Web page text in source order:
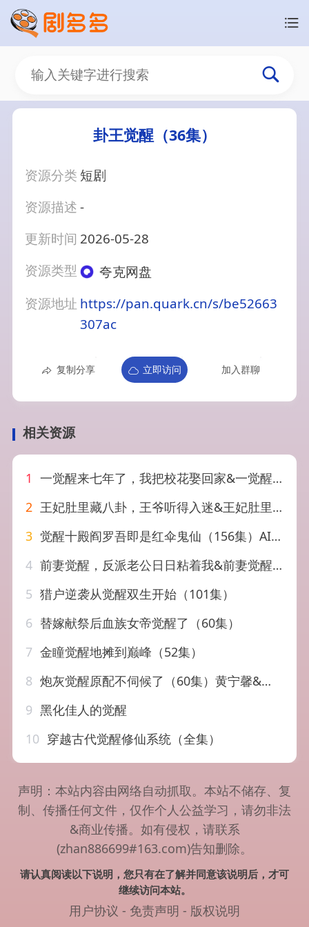
卦王觉醒（36集）
资源分类 短剧
资源描述-
更新时间 2026-05-28
资源类型
夸克网盘
资源地址 https://pan.quark.cn/s/be52663
307ac
复制分享 立即访问 加入群聊
相关资源
1 一觉醒来七年了，我把校花娶回家&一觉醒来七年了我把校花娶回家（80集）刘瀚阳&乔钰
2 王妃肚里藏八卦，王爷听得入迷&王妃肚里藏八卦王爷听得入迷（104集）AI短剧
3 觉醒十殿阎罗吾即是红伞鬼仙（156集）AI短剧
4 前妻觉醒，反派老公日日粘着我&前妻觉醒反派老公日日粘着我（81集）AI短剧
5 猎户逆袭从觉醒双生开始（101集）
6 替嫁献祭后血族女帝觉醒了（60集）
7 金瞳觉醒地摊到巅峰（52集）
8 炮灰觉醒原配不伺候了（60集）黄宁馨&李乐川
9 黑化佳人的觉醒
10 穿越古代觉醒修仙系统（全集）
声明：本站内容由网络自动抓取。本站不储存、复
制、传播任何文件，仅作个人公益学习，请勿非法
&商业传播。如有侵权，请联系
(zhan886699#163.com)告知删除。
请认真阅读以下说明，您只有在了解并同意该说明后，才可
继续访问本站。
用户协议 - 免责声明 - 版权说明